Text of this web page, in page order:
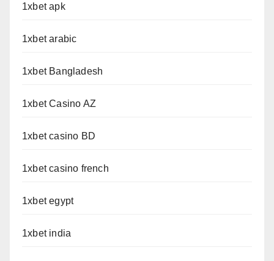
1xbet apk
1xbet arabic
1xbet Bangladesh
1xbet Casino AZ
1xbet casino BD
1xbet casino french
1xbet egypt
1xbet india